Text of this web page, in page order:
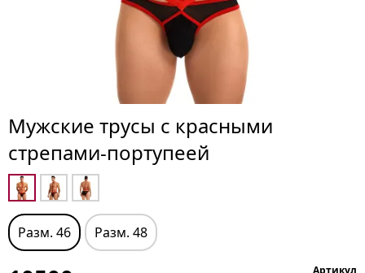
Мужские трусы с красными
стрепами-портупеей
Разм. 46 Разм. 48
Артикул